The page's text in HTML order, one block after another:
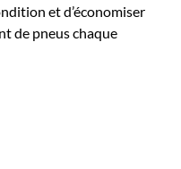
et d’économiser
de pneus chaque